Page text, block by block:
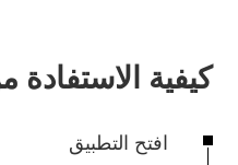
كيفية الاستفادة
افتح التطبيق